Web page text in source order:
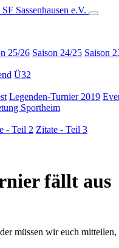
SF Sassenhausen e.V.
25/26 Saison 24/25 Saison
Ü32
Legenden-Turnier 2019
Sportheim
- Teil 2 Zitate - Teil 3
fällt aus
müssen wir euch